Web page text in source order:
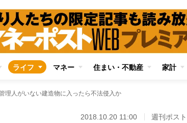
ライフ マネー 住まい・不動産 家計
理人がいない建造物に入ったら不法侵入か
2018.10.20 11:00 週刊ポスト